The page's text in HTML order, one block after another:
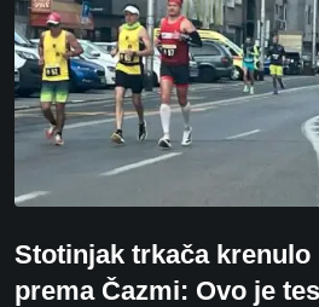
Stotinjak trkača krenulo
prema Čazmi: Ovo je